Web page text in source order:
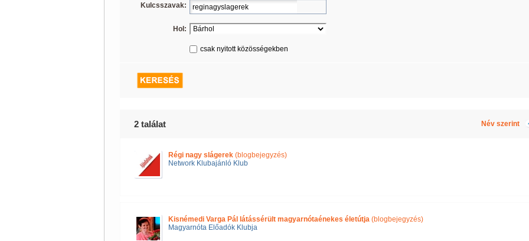
Kulcsszavak:
Hol:
csak nyitott közösségekben
2 találat Név szerint
Régi nagy slágerek(blogbejegyzés)
Network Klubajánló Klub
Kisnémedi Varga Pál látássérült magyarnótaénekes életútja(blogbejegyzés)
Magyarnóta Előadók Klubja